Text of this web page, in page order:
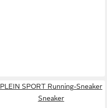
PLEIN SPORT Running-Sneaker
Sneaker